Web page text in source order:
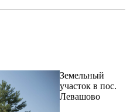
Земельный
участок в пос.
Левашово